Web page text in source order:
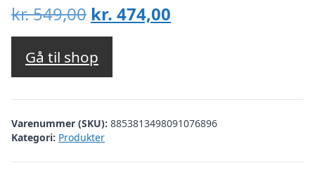
kr.549,00 Den
oprindelige
pris
var:
kr. 549,00.
kr. 474,00
kr. 474,00.
Gå til shop
Varenummer (SKU): 8853813498091076896
Kategori: Produkter